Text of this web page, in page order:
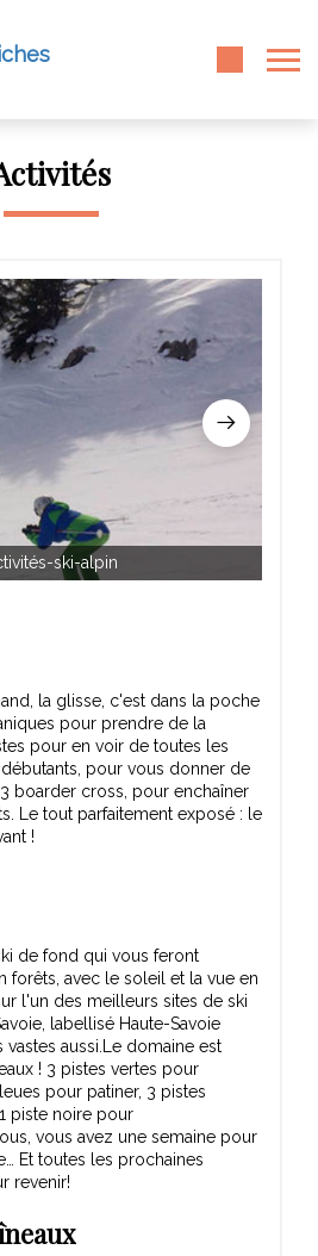
ski-alpin
la glisse, c'est dans la poche
pour prendre de la
pour en voir de toutes les
pour vous donner de
boarder cross, pour enchaîner
Le tout parfaitement exposé : le
!
de fond qui vous feront
forêts, avec le soleil et la vue en
l'un des meilleurs sites de ski
labellisé Haute-Savoie
aussi.Le domaine est
! 3 pistes vertes pour
pour patiner, 3 pistes
piste noire pour
vous avez une semaine pour
Et toutes les prochaines
revenir!